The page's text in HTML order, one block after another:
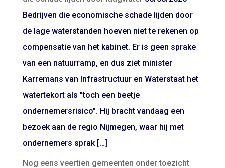
Bedrijven die economische schade lijden door
de lage waterstanden hoeven niet te rekenen op
compensatie van het kabinet. Er is geen sprake
van een natuurramp, en dus ziet minister
Karremans van Infrastructuur en Waterstaat het
watertekort als "toch een beetje
ondernemersrisico". Hij bracht vandaag een
bezoek aan de regio Nijmegen, waar hij met
ondernemers sprak […]
Nog eens veertien gemeenten onder toezicht